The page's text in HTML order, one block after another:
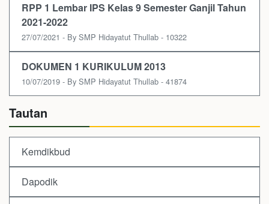
RPP 1 Lembar IPS Kelas 9 Semester Ganjil Tahun
2021-2022
27/07/2021 - By SMP Hidayatut Thullab - 10322
DOKUMEN 1 KURIKULUM 2013
10/07/2019 - By SMP Hidayatut Thullab - 41874
Tautan
Kemdikbud
Dapodik